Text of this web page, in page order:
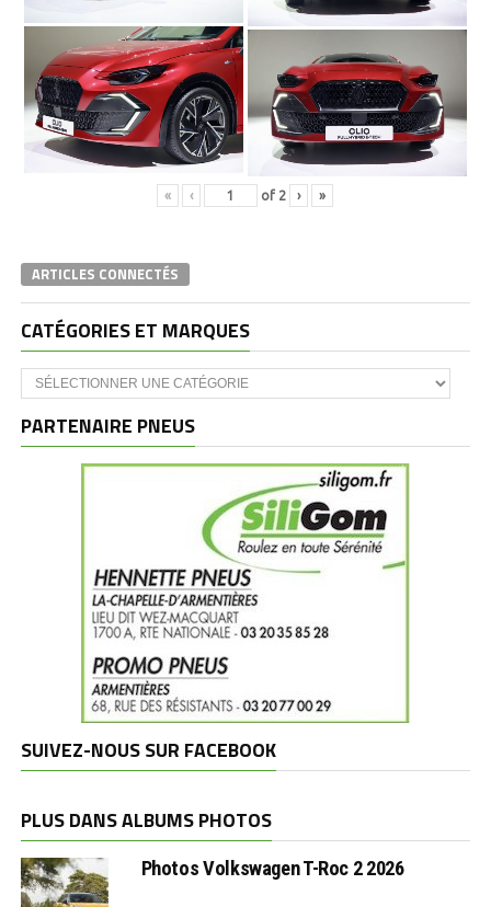
« ‹ of 2 › »
ARTICLES CONNECTÉS
CATÉGORIES ET MARQUES
Catégories
et
PARTENAIRE PNEUS
SUIVEZ-NOUS SUR FACEBOOK
PLUS DANS ALBUMS PHOTOS
Photos Volkswagen T-Roc 2 2026